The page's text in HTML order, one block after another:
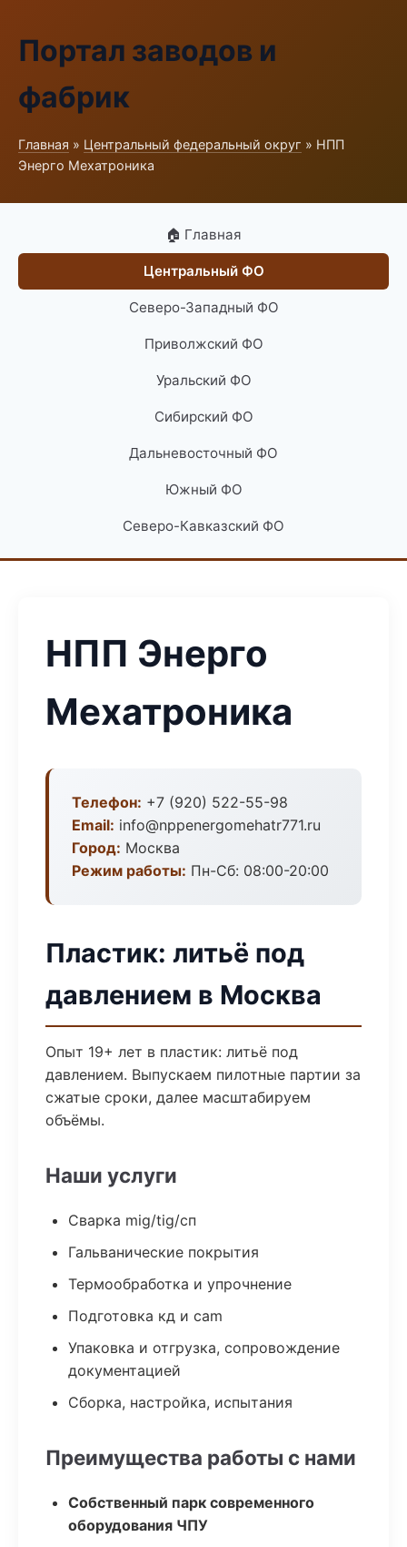
Портал заводов и
фабрик
Главная » Центральный федеральный округ » НПП
Энерго Мехатроника
🏠 Главная
Центральный ФО
Северо-Западный ФО
Приволжский ФО
Уральский ФО
Сибирский ФО
Дальневосточный ФО
Южный ФО
Северо-Кавказский ФО
НПП Энерго
Мехатроника
Телефон: +7 (920) 522-55-98
Email: info@nppenergomehatr771.ru
Город: Москва
Режим работы: Пн-Сб: 08:00-20:00
Пластик: литьё под
давлением в Москва
Опыт 19+ лет в пластик: литьё под
давлением. Выпускаем пилотные партии за
сжатые сроки, далее масштабируем
объёмы.
Наши услуги
Сварка mig/tig/сп
Гальванические покрытия
Термообработка и упрочнение
Подготовка кд и cam
Упаковка и отгрузка, сопровождение
документацией
Сборка, настройка, испытания
Преимущества работы с нами
Собственный парк современного
оборудования ЧПУ